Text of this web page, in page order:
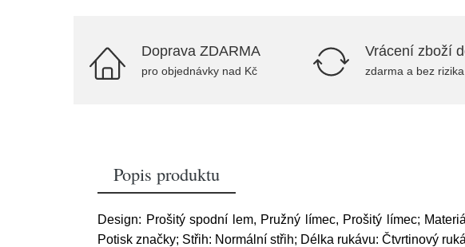
Doprava ZDARMA
pro objednávky nad Kč
Vrácení zboží
zdarma a bez rizika
Popis produktu
Design: Prošitý spodní lem, Pružný límec, Prošitý límec;
Potisk značky; Střih: Normální střih; Délka rukávu: Čtvrtinový